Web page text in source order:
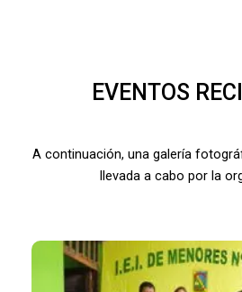
EVENTOS
A continuación, una galería
llevada a cabo por la